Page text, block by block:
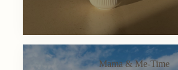
Mama & Me-Time